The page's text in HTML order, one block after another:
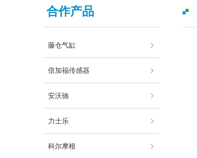
合作产品
藤仓气缸
倍加福传感器
安沃驰
力士乐
科尔摩根